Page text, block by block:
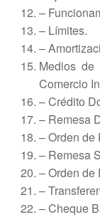
–
– Límites.
–
Medios de
Comercio
– Crédito
– Remesa
– Orden de
– Remesa
– Orden de
–
– Cheque